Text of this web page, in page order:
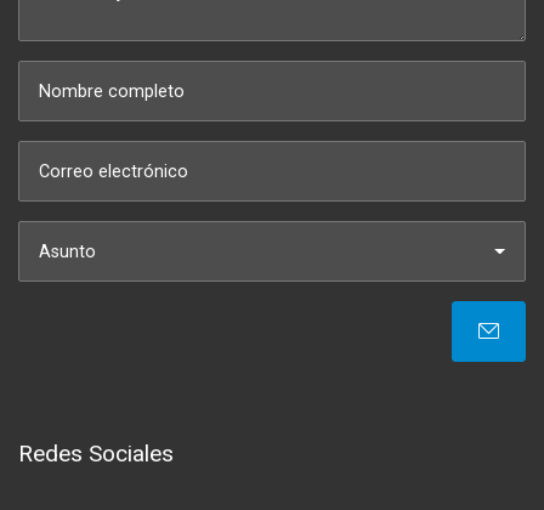
Asunto
Redes Sociales